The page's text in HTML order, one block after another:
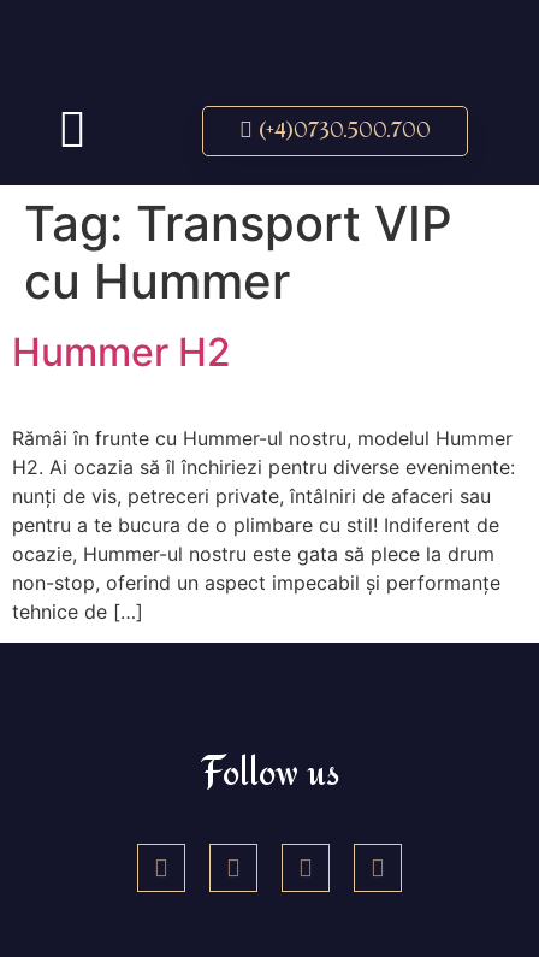
(+4)0730.500.700
Tag: Transport VIP
cu Hummer
Hummer H2
Rămâi în frunte cu Hummer-ul nostru, modelul Hummer
H2. Ai ocazia să îl închiriezi pentru diverse evenimente:
nunți de vis, petreceri private, întâlniri de afaceri sau
pentru a te bucura de o plimbare cu stil! Indiferent de
ocazie, Hummer-ul nostru este gata să plece la drum
non-stop, oferind un aspect impecabil și performanțe
tehnice de […]
Follow us